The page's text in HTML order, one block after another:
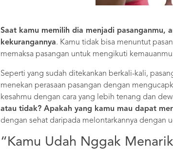
Saat kamu memilih dia menjadi pasanganmu,
kekurangannya. Kamu tidak bisa menuntut
memaksa pasangan untuk mengikuti
Seperti yang sudah ditekankan berkali-kali,
menekan perasaan pasangan dengan
kesahmu dengan cara yang lebih tenang dan
atau tidak? Apakah yang kamu mau dapat
dengan sehat daripada melontarkannya dengan
“Kamu Udah Nggak